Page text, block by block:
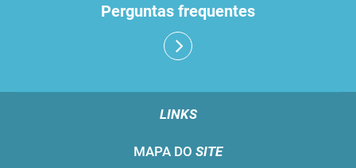
Perguntas frequentes
LINKS
MAPA DO SITE